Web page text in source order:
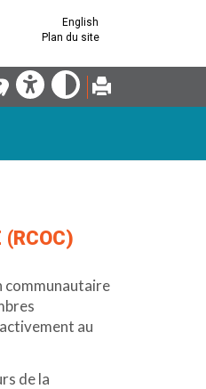
English
Plan du site
(RCOC)
communautaire
au
de la